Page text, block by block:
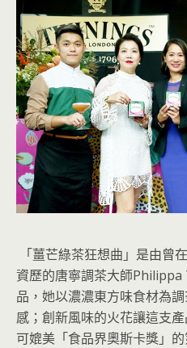
「薑芒綠茶狂想曲」是由曾
資歷的唐寧調茶大師
品，她以濃濃東方味食材為
感；創新風味的火花讓這支
可媲美「食品界奧斯卡獎」